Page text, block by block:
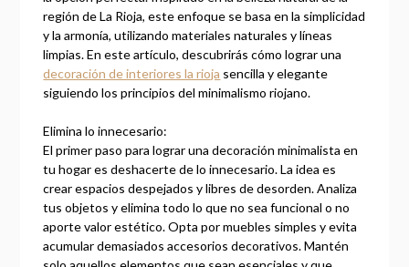
región de La Rioja, este enfoque se basa en la simplicidad
y la armonía, utilizando materiales naturales y líneas
limpias. En este artículo, descubrirás cómo lograr una
decoración de interiores la rioja sencilla y elegante
siguiendo los principios del minimalismo riojano.
Elimina lo innecesario:
El primer paso para lograr una decoración minimalista en
tu hogar es deshacerte de lo innecesario. La idea es
crear espacios despejados y libres de desorden. Analiza
tus objetos y elimina todo lo que no sea funcional o no
aporte valor estético. Opta por muebles simples y evita
acumular demasiados accesorios decorativos. Mantén